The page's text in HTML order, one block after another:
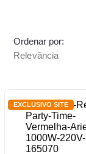
Ordenar por
Relevância
EXCLUSIVO SITE
5º
6º luminária
8º panelas
9º caneca
10º lâmpada